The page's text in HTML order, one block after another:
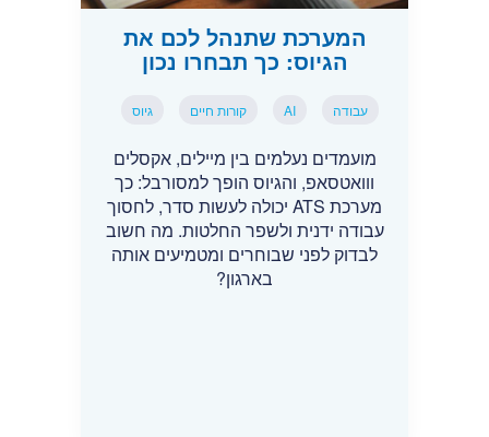
המערכת שתנהל לכם את
הגיוס: כך תבחרו נכון
עבודה AI קורות חיים גיוס
מועמדים נעלמים בין מיילים, אקסלים
ווואטסאפ, והגיוס הופך למסורבל: כך
מערכת ATS יכולה לעשות סדר, לחסוך
עבודה ידנית ולשפר החלטות. מה חשוב
לבדוק לפני שבוחרים ומטמיעים אותה
בארגון?